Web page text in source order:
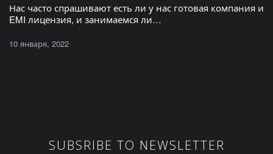
Нас часто спрашивают есть ли у нас готовая компания и
EMI лицензия, и занимаемся ли…
10 января, 2022
SUBSRIBE TO NEWSLETTER